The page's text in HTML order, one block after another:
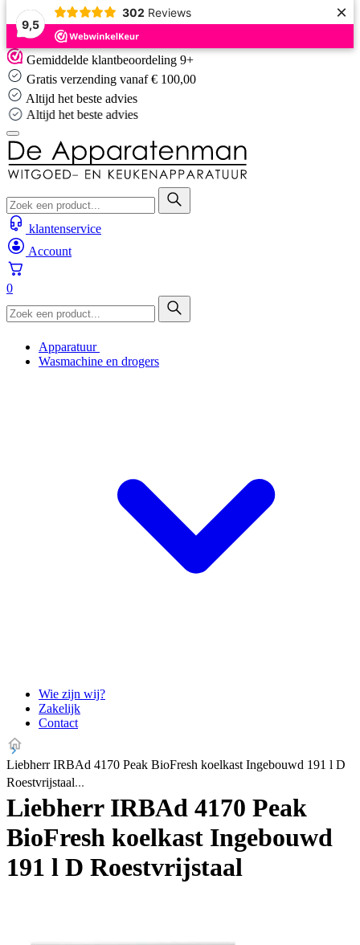
9,5
302 Reviews ×
Skip
to
content
Gemiddelde klantbeoordeling 9+
Gratis verzending vanaf € 100,00
Altijd het beste advies
Altijd het beste advies
klantenservice
Account
0
Apparatuur
Wasmachine en drogers
Wie zijn wij?
Zakelijk
Contact
Liebherr IRBAd 4170 Peak BioFresh koelkast Ingebouwd 191 l D
Roestvrijstaal
Liebherr IRBAd 4170 Peak
BioFresh koelkast Ingebouwd
191 l D Roestvrijstaal